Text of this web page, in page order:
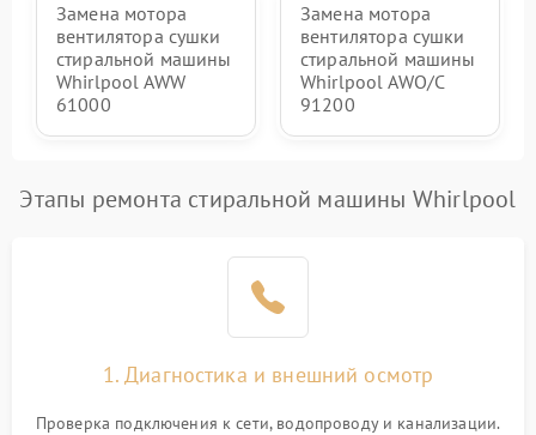
Замена мотора
вентилятора сушки
стиральной машины
Whirlpool AWW
61000
Замена мотора
вентилятора сушки
стиральной машины
Whirlpool AWO/C
91200
Этапы ремонта стиральной машины Whirlpool
1. Диагностика и внешний осмотр
Проверка подключения к сети, водопроводу и канализации.